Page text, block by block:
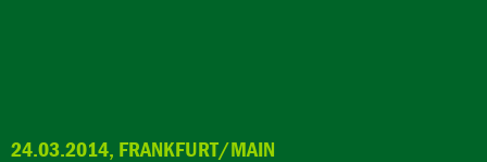
24.03.2014, FRANKFURT/MAIN